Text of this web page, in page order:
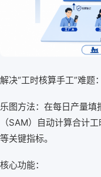
解决“工时核算手工”难题
乐图方法：在每日产量
（SAM）自动计算合计
等关键指标。
核心功能：